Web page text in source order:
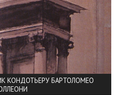
КОНДОТЬЕРУ БАРТОЛОМЕО